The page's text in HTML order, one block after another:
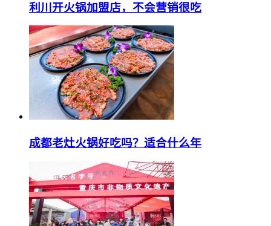
利川开火锅加盟店，不会营销很吃
成都老灶火锅好吃吗？适合什么年